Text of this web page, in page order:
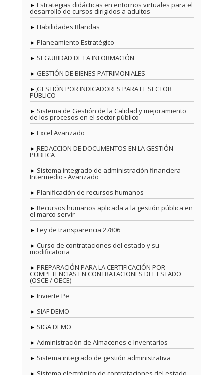
Estrategias didácticas en entornos virtuales para el
desarrollo de cursos dirigidos a adultos
Habilidades Blandas
Planeamiento Estratégico
SEGURIDAD DE LA INFORMACIÓN
GESTIÓN DE BIENES PATRIMONIALES
GESTIÓN POR INDICADORES PARA EL SECTOR
PÚBLICO
Sistema de Gestión de la Calidad y mejoramiento
de los procesos en el sector público
Excel Avanzado
REDACCION DE DOCUMENTOS EN LA GESTIÓN
PÚBLICA
Sistema integrado de administración financiera -
Intermedio - Avanzado
Planificación de recursos humanos
Recursos humanos aplicada a la gestión pública en
el marco servir
Ley de transparencia 27806
Curso de contrataciones del estado y su
modificatoria
PREPARACIÓN PARA LA CERTIFICACIÓN POR
COMPETENCIAS EN CONTRATACIONES DEL ESTADO
(OSCE / OECE)
Invierte Pe
SIAF DEMO
SIGA DEMO
Administración de Almacenes e Inventarios
Sistema integrado de gestión administrativa